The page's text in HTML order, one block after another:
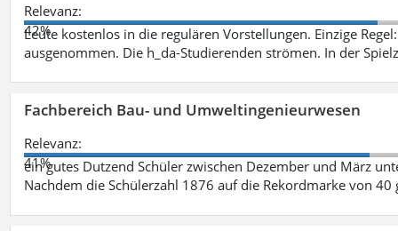
Relevanz:
42%
Leute kostenlos in die regulären Vorstellungen. Einzige
ausgenommen. Die h_da-Studierenden strömen. In der
Fachbereich Bau- und Umweltingenieurwesen
Relevanz:
41%
ein gutes Dutzend Schüler zwischen Dezember und März
Nachdem die Schülerzahl 1876 auf die Rekordmarke von